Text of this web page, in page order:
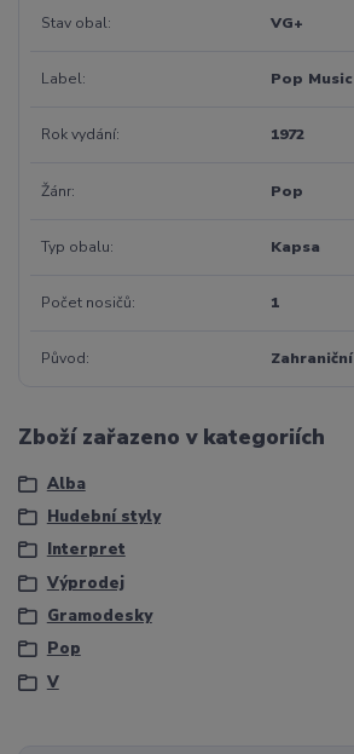
Stav obal VG+
Label Pop Music
Rok vydání 1972
Žánr Pop
Typ obalu Kapsa
Počet nosičů 1
Původ Zahraniční
Zboží zařazeno v kategoriích
Alba
Hudební styly
Interpret
Výprodej
Gramodesky
Pop
V